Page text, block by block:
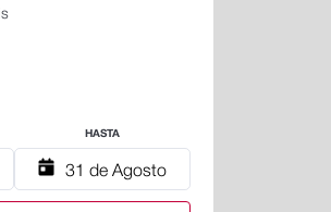
HASTA
31 de Agosto